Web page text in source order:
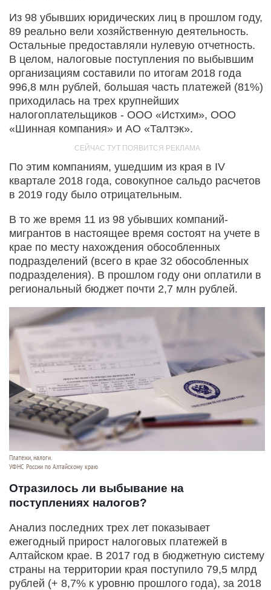
Из 98 убывших юридических лиц в прошлом году,
89 реально вели хозяйственную деятельность.
Остальные предоставляли нулевую отчетность.
В целом, налоговые поступления по выбывшим
организациям составили по итогам 2018 года
996,8 млн рублей, большая часть платежей (81%)
приходилась на трех крупнейших
налогоплательщиков - ООО «Истхим», ООО
«Шинная компания» и АО «Талтэк».
По этим компаниям, ушедшим из края в IV
квартале 2018 года, совокупное сальдо расчетов
в 2019 году было отрицательным.
В то же время 11 из 98 убывших компаний-
мигрантов в настоящее время состоят на учете в
крае по месту нахождения обособленных
подразделений (всего в крае 32 обособленных
подразделения). В прошлом году они оплатили в
региональный бюджет почти 2,7 млн рублей.
Платежи, налоги.
УФНС России по Алтайскому краю
Отразилось ли выбывание на
поступлениях налогов?
Анализ последних трех лет показывает
ежегодный прирост налоговых платежей в
Алтайском крае. В 2017 год в бюджетную систему
страны на территории края поступило 79,5 млрд
рублей (+ 8,7% к уровню прошлого года), за 2018